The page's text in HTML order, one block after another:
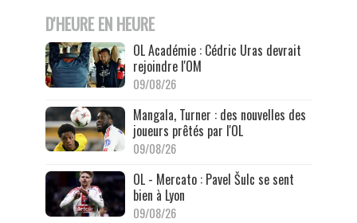
D'HEURE EN HEURE
OL Académie : Cédric Uras devrait
rejoindre l'OM
09/08/26
Mangala, Turner : des nouvelles des
joueurs prêtés par l'OL
09/08/26
OL - Mercato : Pavel Šulc se sent
bien à Lyon
09/08/26